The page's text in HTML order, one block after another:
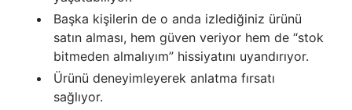
Başka kişilerin de o anda izlediğiniz ürünü
satın alması, hem güven veriyor hem de “stok
bitmeden almalıyım” hissiyatını uyandırıyor.
Ürünü deneyimleyerek anlatma fırsatı
sağlıyor.